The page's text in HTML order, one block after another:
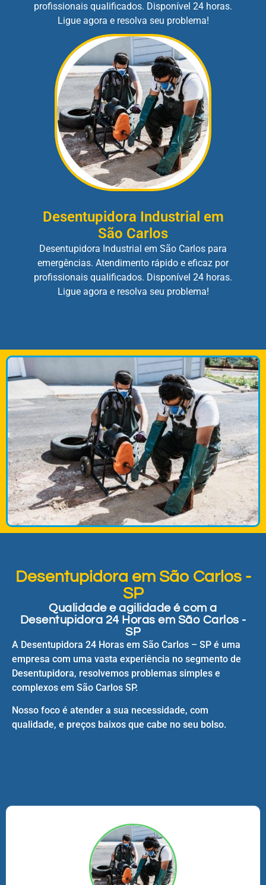
profissionais qualificados. Disponível 24 horas.
Ligue agora e resolva seu problema!
Desentupidora Industrial em
São Carlos
Desentupidora Industrial em São Carlos para
emergências. Atendimento rápido e eficaz por
profissionais qualificados. Disponível 24 horas.
Ligue agora e resolva seu problema!
Desentupidora em São Carlos -
SP
Qualidade e agilidade é com a
Desentupidora 24 Horas em São Carlos -
SP
A Desentupidora 24 Horas em São Carlos – SP é uma
empresa com uma vasta experiência no segmento de
Desentupidora, resolvemos problemas simples e
complexos em São Carlos SP.
Nosso foco é atender a sua necessidade, com
qualidade, e preços baixos que cabe no seu bolso.